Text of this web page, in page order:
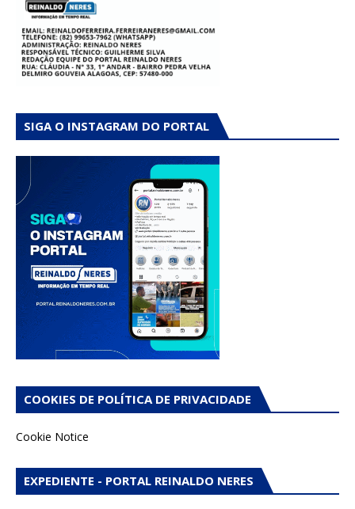
SIGA O INSTAGRAM DO PORTAL
COOKIES DE POLÍTICA DE PRIVACIDADE
Cookie Notice
EXPEDIENTE - PORTAL REINALDO NERES